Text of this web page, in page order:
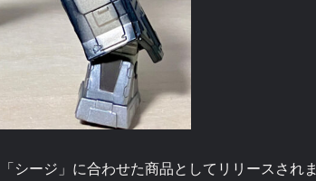
シージ」に合わせた商品としてリリースされま